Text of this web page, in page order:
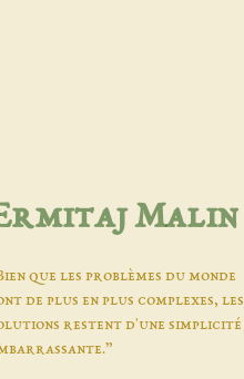
Malin
que les problèmes du monde
de plus en plus complexes, les
restent d'une simplicité